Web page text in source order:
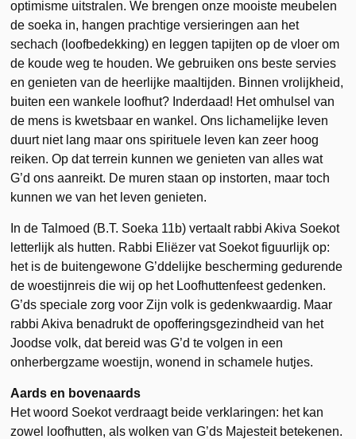
optimisme uitstralen. We brengen onze mooiste meubelen
de soeka in, hangen prachtige versieringen aan het
sechach (loofbedekking) en leggen tapijten op de vloer om
de koude weg te houden. We gebruiken ons beste servies
en genieten van de heerlijke maaltijden. Binnen vrolijkheid,
buiten een wankele loofhut? Inderdaad! Het omhulsel van
de mens is kwetsbaar en wankel. Ons lichamelijke leven
duurt niet lang maar ons spirituele leven kan zeer hoog
reiken. Op dat terrein kunnen we genieten van alles wat
G’d ons aanreikt. De muren staan op instorten, maar toch
kunnen we van het leven genieten.
In de Talmoed (B.T. Soeka 11b) vertaalt rabbi Akiva Soekot
letterlijk als hutten. Rabbi Eliëzer vat Soekot figuurlijk op:
het is de buitengewone G’ddelijke bescherming gedurende
de woestijnreis die wij op het Loofhuttenfeest gedenken.
G’ds speciale zorg voor Zijn volk is gedenkwaardig. Maar
rabbi Akiva benadrukt de opofferingsgezindheid van het
Joodse volk, dat bereid was G’d te volgen in een
onherbergzame woestijn, wonend in schamele hutjes.
Aards en bovenaards
Het woord Soekot verdraagt beide verklaringen: het kan
zowel loofhutten, als wolken van G’ds Majesteit betekenen.